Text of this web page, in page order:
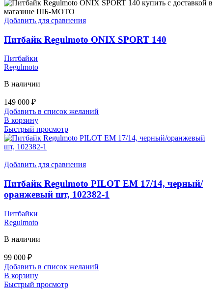
Добавить для сравнения
Питбайк Regulmoto ONIX SPORT 140
Питбайки
Regulmoto
В наличии
149 000 ₽
Добавить в список желаний
В корзину
Быстрый просмотр
Добавить для сравнения
Питбайк Regulmoto PILOT EM 17/14, черный/
оранжевый шт, 102382-1
Питбайки
Regulmoto
В наличии
99 000 ₽
Добавить в список желаний
В корзину
Быстрый просмотр